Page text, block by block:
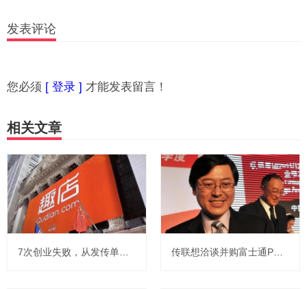
发表评论
您必须 [ 登录 ] 才能发表留言！
相关文章